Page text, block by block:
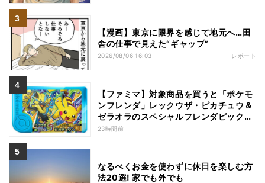
【漫画】東京に限界を感じて地元へ…田
舎の仕事で見えた“ギャップ”
2026/08/06 16:03 レポート
【ファミマ】対象商品を買うと「ポケモ
ンフレンダ」レックウザ・ピカチュウ＆
ゼラオラのスペシャルフレンダピックが
もらえるキャンペーン
23時間前
なるべくお金を使わずに休日を楽しむ方
法20選! 家でも外でも